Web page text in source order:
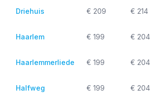
Driehuis € 209 € 214
Haarlem € 199 € 204
Haarlemmerliede € 199 € 204
Halfweg € 199 € 204